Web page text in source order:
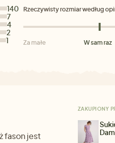
140
7
4
2
1
Rzeczywisty rozmiar według
Za małe W sam raz
fason jest
ZAKUPIONY